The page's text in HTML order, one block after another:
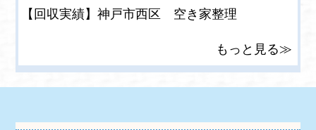
【回収実績】神戸市西区 空き家整理
もっと見る≫